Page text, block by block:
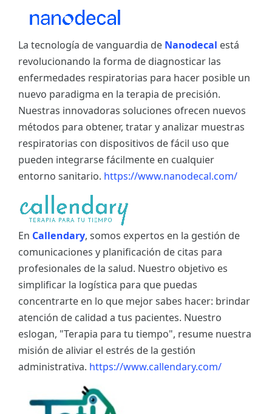
La tecnología de vanguardia de Nanodecal está
revolucionando la forma de diagnosticar las
enfermedades respiratorias para hacer posible un
nuevo paradigma en la terapia de precisión.
Nuestras innovadoras soluciones ofrecen nuevos
métodos para obtener, tratar y analizar muestras
respiratorias con dispositivos de fácil uso que
pueden integrarse fácilmente en cualquier
entorno sanitario. https://www.nanodecal.com/
En Callendary, somos expertos en la gestión de
comunicaciones y planificación de citas para
profesionales de la salud. Nuestro objetivo es
simplificar la logística para que puedas
concentrarte en lo que mejor sabes hacer: brindar
atención de calidad a tus pacientes. Nuestro
eslogan, "Terapia para tu tiempo", resume nuestra
misión de aliviar el estrés de la gestión
administrativa. https://www.callendary.com/